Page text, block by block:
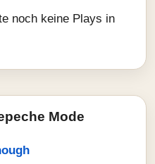
noch keine Plays in
Mode